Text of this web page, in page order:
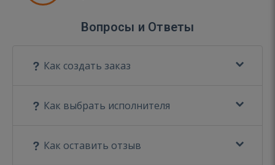
Вопросы и Ответы
Как создать заказ
Как выбрать исполнителя
Как оставить отзыв